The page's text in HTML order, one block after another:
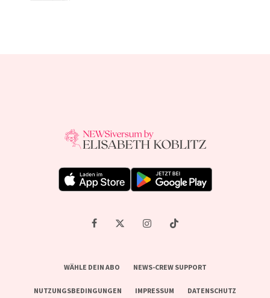
WÄHLE DEIN ABO NEWS-CREW SUPPORT
NUTZUNGSBEDINGUNGEN IMPRESSUM DATENSCHUTZ